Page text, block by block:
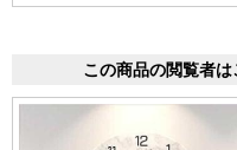
この商品の閲覧者